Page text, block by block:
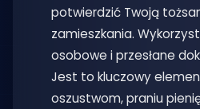
potwierdzić Twoją
zamieszkania.
osobowe i przesłane
Jest to kluczowy
oszustwom, praniu